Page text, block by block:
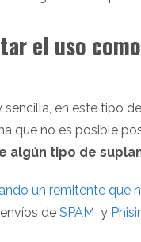
el uso
sencilla, en este tipo
que no es posible
algún tipo de
un remitente que
de SPAM y